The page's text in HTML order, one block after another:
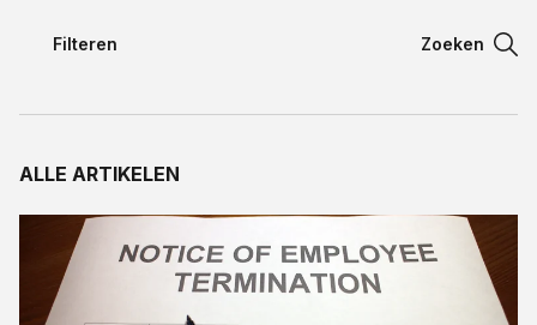
Contact
Taal:
Filteren Zoeken
Filteren
Appartementsrecht blogreeks
Arbeidsovereenkomst
ALLE ARTIKELEN